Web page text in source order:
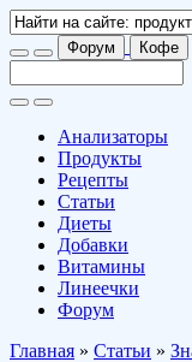
Форум Кофе
Анализаторы
Продукты
Рецепты
Статьи
Диеты
Добавки
Витамины
Линеечки
Форум
Главная » Статьи »